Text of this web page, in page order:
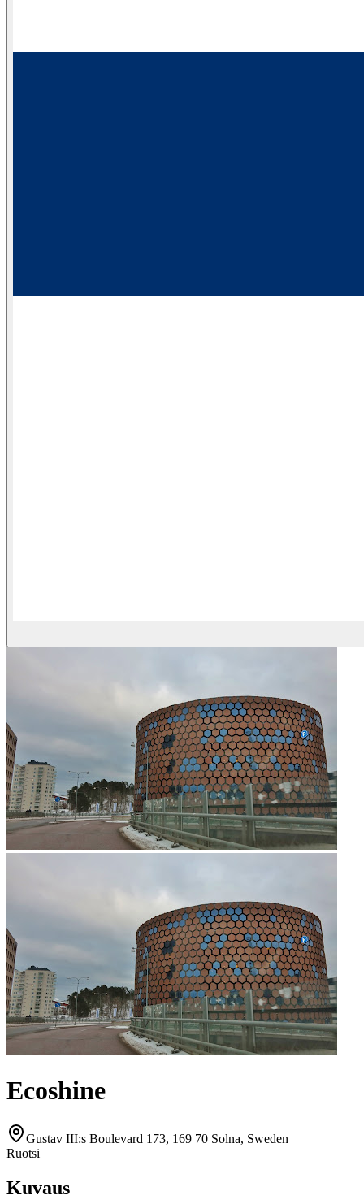
Ecoshine
Gustav III:s Boulevard 173, 169 70 Solna, Sweden
Ruotsi
Kuvaus